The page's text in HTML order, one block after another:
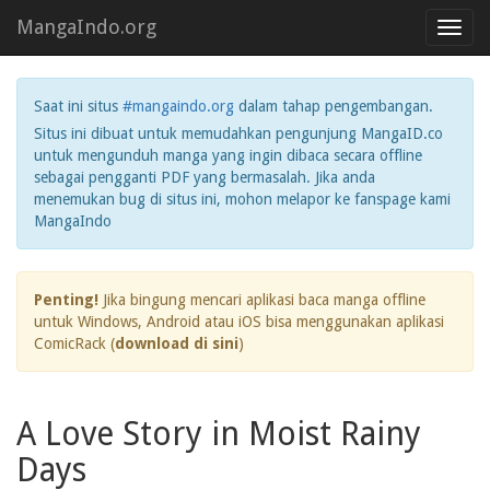
MangaIndo.org
Saat ini situs #mangaindo.org dalam tahap pengembangan.
Situs ini dibuat untuk memudahkan pengunjung MangaID.co
untuk mengunduh manga yang ingin dibaca secara offline
sebagai pengganti PDF yang bermasalah. Jika anda
menemukan bug di situs ini, mohon melapor ke fanspage kami
MangaIndo
Penting! Jika bingung mencari aplikasi baca manga offline
untuk Windows, Android atau iOS bisa menggunakan aplikasi
ComicRack (download di sini)
A Love Story in Moist Rainy
Days